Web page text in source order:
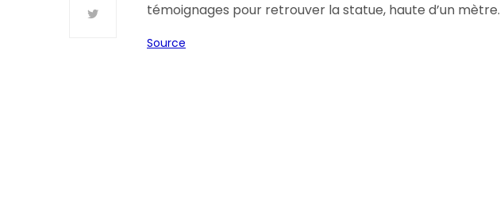
témoignages pour retrouver la statue, haute d’un mètre.
Source